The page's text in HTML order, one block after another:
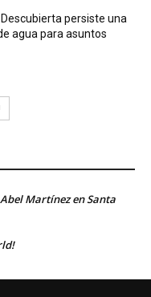
persiste una
agua para asuntos
Martínez en Santa